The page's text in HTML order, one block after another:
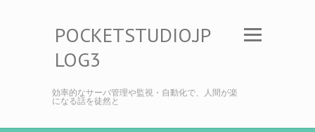
POCKETSTUDIO.JP
LOG3
効率的なサーバ管理や監視・自動化で、人間が楽
になる話を徒然と